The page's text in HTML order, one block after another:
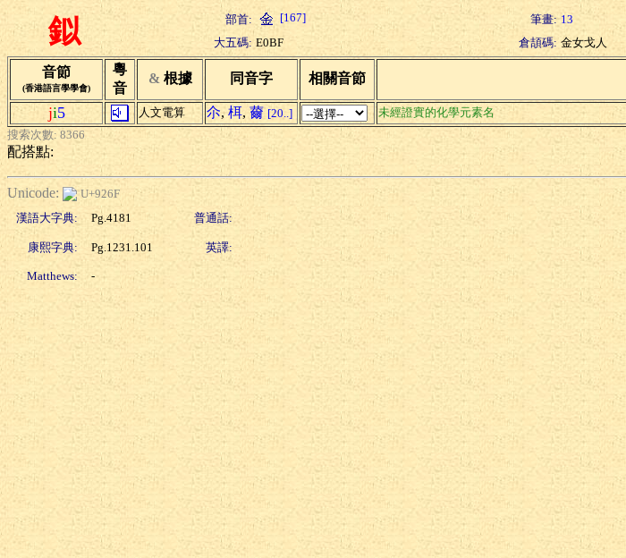
鉯 部首: [167] 筆畫: 13
大五碼: E0BF 倉頡碼: 金女戈人
音節
(香港語言學學會)
粵
音
& 根據 同音字 相關音節
ji5 人文電算 尒, 栮, 薾 [20..]
未經證實的化學元素名
搜索次數: 8366
配搭點:
Unicode:
U+926F
漢語大字典:
Pg.4181 普通話:
康熙字典: Pg.1231.101 英譯:
Matthews: -